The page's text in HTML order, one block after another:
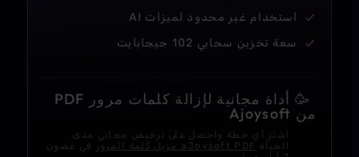
استخدام غير محدود لميزات AI
سعة تخزين سحابي 102 جيجابايت
🥳 أداة مجانية لإزالة كلمات مرور PDF
من Ajoysoft
اشترِ أي خطة واحصل على ترخيص مجاني مدى
الحياةaJoysoft PDF مزيل كلمة المرور
في غضون